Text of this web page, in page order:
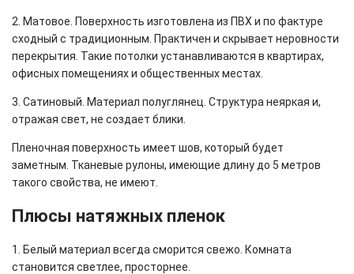
2. Матовое. Поверхность изготовлена из ПВХ и по фактуре
сходный с традиционным. Практичен и скрывает неровности
перекрытия. Такие потолки устанавливаются в квартирах,
офисных помещениях и общественных местах.
3. Сатиновый. Материал полуглянец. Структура неяркая и,
отражая свет, не создает блики.
Пленочная поверхность имеет шов, который будет
заметным. Тканевые рулоны, имеющие длину до 5 метров
такого свойства, не имеют.
Плюсы натяжных пленок
1. Белый материал всегда сморится свежо. Комната
становится светлее, просторнее.